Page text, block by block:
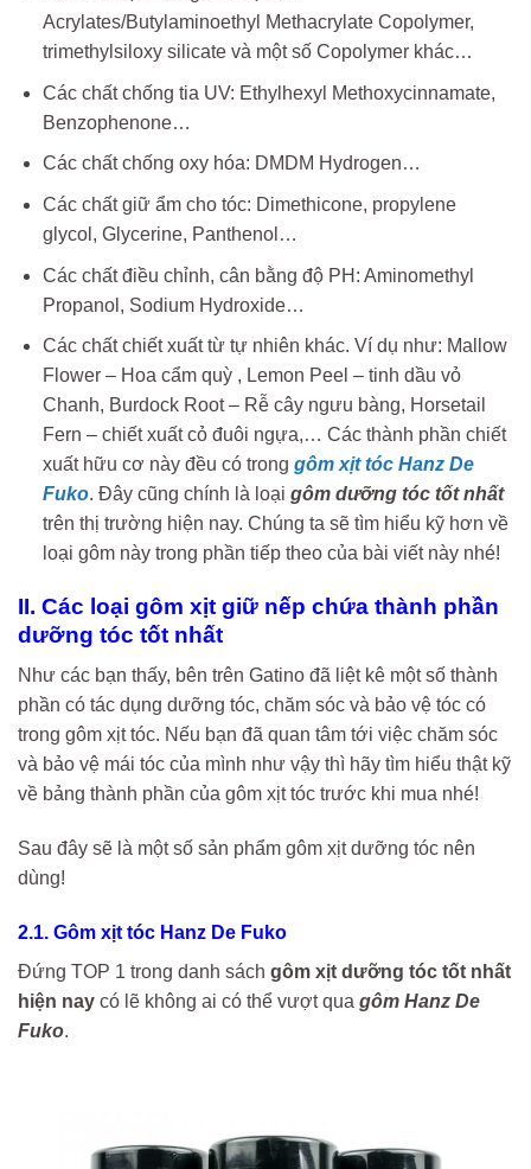
Acrylates/Butylaminoethyl Methacrylate Copolymer,
trimethylsiloxy silicate và một số Copolymer khác…
Các chất chống tia UV: Ethylhexyl Methoxycinnamate,
Benzophenone…
Các chất chống oxy hóa: DMDM Hydrogen…
Các chất giữ ẩm cho tóc: Dimethicone, propylene
glycol, Glycerine, Panthenol…
Các chất điều chỉnh, cân bằng độ PH: Aminomethyl
Propanol, Sodium Hydroxide…
Các chất chiết xuất từ tự nhiên khác. Ví dụ như: Mallow
Flower – Hoa cẩm quỳ , Lemon Peel – tinh dầu vỏ
Chanh, Burdock Root – Rễ cây ngưu bàng, Horsetail
Fern – chiết xuất cỏ đuôi ngựa,… Các thành phần chiết
xuất hữu cơ này đều có trong gôm xịt tóc Hanz De
Fuko. Đây cũng chính là loại gôm dưỡng tóc tốt nhất
trên thị trường hiện nay. Chúng ta sẽ tìm hiểu kỹ hơn về
loại gôm này trong phần tiếp theo của bài viết này nhé!
II. Các loại gôm xịt giữ nếp chứa thành phần
dưỡng tóc tốt nhất
Như các bạn thấy, bên trên Gatino đã liệt kê một số thành
phần có tác dụng dưỡng tóc, chăm sóc và bảo vệ tóc có
trong gôm xịt tóc. Nếu bạn đã quan tâm tới việc chăm sóc
và bảo vệ mái tóc của mình như vậy thì hãy tìm hiểu thật kỹ
về bảng thành phần của gôm xịt tóc trước khi mua nhé!
Sau đây sẽ là một số sản phẩm gôm xịt dưỡng tóc nên
dùng!
2.1. Gôm xịt tóc Hanz De Fuko
Đứng TOP 1 trong danh sách gôm xịt dưỡng tóc tốt nhất
hiện nay có lẽ không ai có thể vượt qua gôm Hanz De
Fuko.